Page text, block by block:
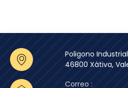
Poligono
46800 Xàtiva,
Correo :